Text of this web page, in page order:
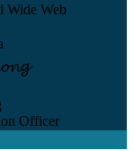
Wide Web
Officer